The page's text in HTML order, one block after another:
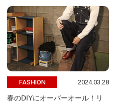
FASHION 2024.03.28
春のDIYにオーバーオール！リ